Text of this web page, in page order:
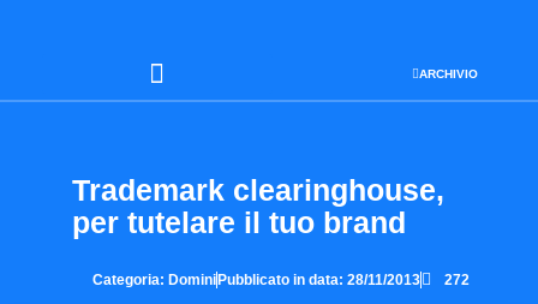
ARCHIVIO
Trademark clearinghouse,
per tutelare il tuo brand
Categoria: Domini Pubblicato in data: 28/11/2013 272